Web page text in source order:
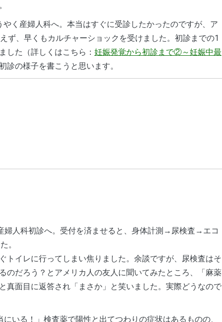
ず、早くもカルチャーショックを受けました。初診までの1
した（詳しくはこちら： 妊娠発覚から初診まで②～妊娠中最
診の様子を書こうと思います。
。
トイレに行ってしまい焦りました。余談ですが、尿検査はそ
のだろう？とアメリカ人の友人に聞いてみたところ、「麻薬
真面目に返答され「まさか」と笑いました。実際どうなので